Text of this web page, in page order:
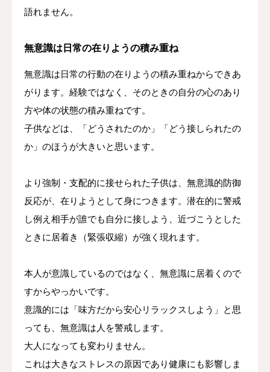
語れません。
無意識は日常の在りようの積み重ね
無意識は日常の行動の在りようの積み重ねからできあ
がります。経験ではなく、そのときの自分の心のあり
方や体の状態の積み重ねです。
子供などは、「どうされたのか」「どう接しられたの
か」のほうが大きいと思います。
より強制・支配的に接せられた子供は、無意識的防御
反応が、在りようとして身につきます。潜在的に警戒
し例え相手が誰でも自分に接しよう、近づこうとした
ときに居着き（緊張収縮）が強く現れます。
本人が意識しているのではなく、無意識に居着くので
すからやっかいです。
意識的には「味方だから安心リラックスしよう」と思
っても、無意識は人を警戒します。
大人になっても変わりません。
これは大きなストレスの原因であり健康にも影響しま